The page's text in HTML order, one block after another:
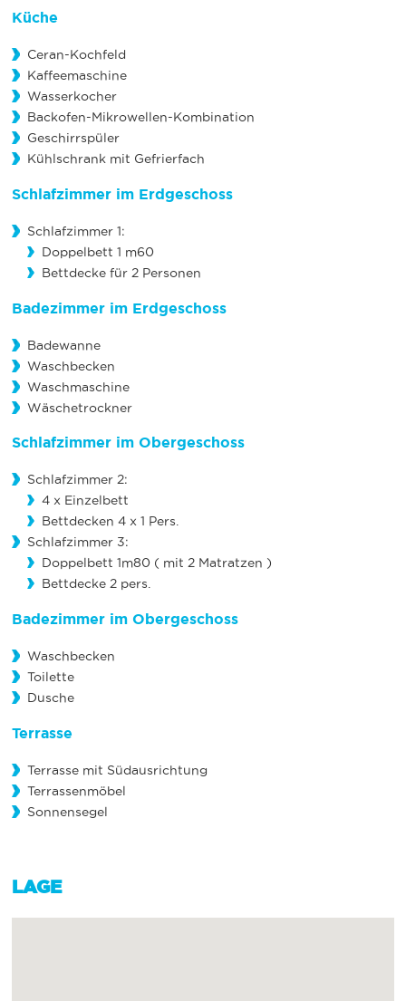
Küche
Ceran-Kochfeld
Kaffeemaschine
Wasserkocher
Backofen-Mikrowellen-Kombination
Geschirrspüler
Kühlschrank mit Gefrierfach
Schlafzimmer im Erdgeschoss
Schlafzimmer 1:
Doppelbett 1 m60
Bettdecke für 2 Personen
Badezimmer im Erdgeschoss
Badewanne
Waschbecken
Waschmaschine
Wäschetrockner
Schlafzimmer im Obergeschoss
Schlafzimmer 2:
4 x Einzelbett
Bettdecken 4 x 1 Pers.
Schlafzimmer 3:
Doppelbett 1m80 ( mit 2 Matratzen )
Bettdecke 2 pers.
Badezimmer im Obergeschoss
Waschbecken
Toilette
Dusche
Terrasse
Terrasse mit Südausrichtung
Terrassenmöbel
Sonnensegel
LAGE